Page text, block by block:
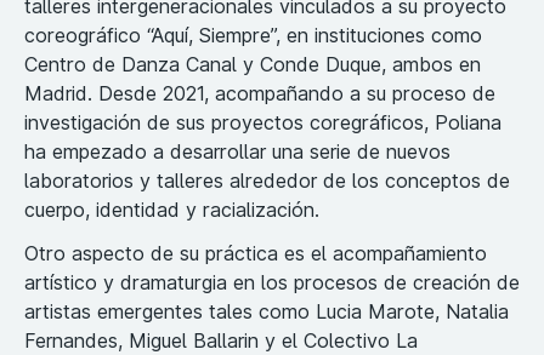
talleres intergeneracionales vinculados a su proyecto
coreográfico “Aquí, Siempre”, en instituciones como
Centro de Danza Canal y Conde Duque, ambos en
Madrid. Desde 2021, acompañando a su proceso de
investigación de sus proyectos coregráficos, Poliana
ha empezado a desarrollar una serie de nuevos
laboratorios y talleres alrededor de los conceptos de
cuerpo, identidad y racialización.
Otro aspecto de su práctica es el acompañamiento
artístico y dramaturgia en los procesos de creación de
artistas emergentes tales como Lucia Marote, Natalia
Fernandes, Miguel Ballarin y el Colectivo La